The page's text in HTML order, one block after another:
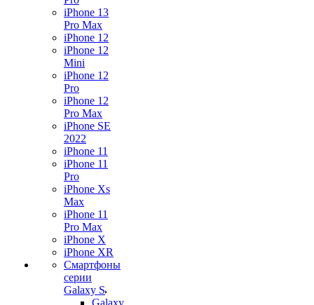
iPhone 13
Pro Max
iPhone 12
iPhone 12
Mini
iPhone 12
Pro
iPhone 12
Pro Max
iPhone SE
2022
iPhone 11
iPhone 11
Pro
iPhone Xs
Max
iPhone 11
Pro Max
iPhone X
iPhone XR
Смартфоны
серии
Galaxy S
Galaxy